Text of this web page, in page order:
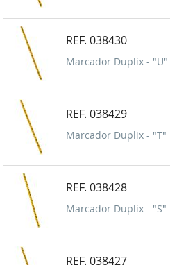
REF. 038430
Marcador Duplix - "U"
REF. 038429
Marcador Duplix - "T"
REF. 038428
Marcador Duplix - "S"
REF. 038427